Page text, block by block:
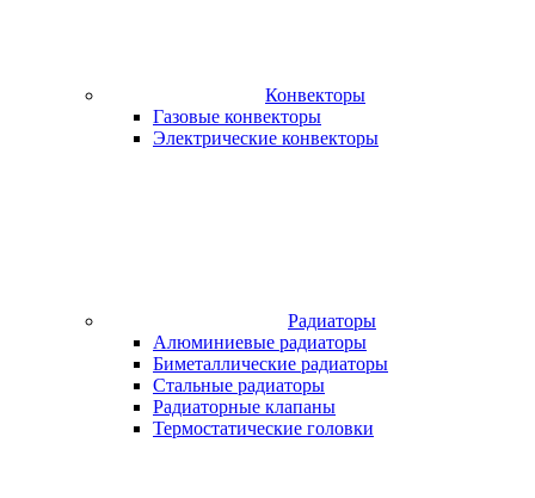
Конвекторы
Газовые конвекторы
Электрические конвекторы
Радиаторы
Алюминиевые радиаторы
Биметаллические радиаторы
Стальные радиаторы
Радиаторные клапаны
Термостатические головки